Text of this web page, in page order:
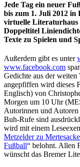
Jede Tag ein neuer
bis zum 1. Juli 2012
virtuelle Literaturhaus
Doppeltitel
Texte zu Spielen und
Außerdem gibt es unter
www.facebook.com
Gedichte aus der
angepfiffen wird dieses
Englisch) von
Morgen um 10 Uhr
Autorinnen und
Buh-Rufe sind
wird mit einem
Metzelder zu
Fußball“ belohnt. Allen
wünscht das Bremer